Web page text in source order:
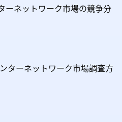
ーネットワーク市場の競争分
ターネットワーク市場調査方